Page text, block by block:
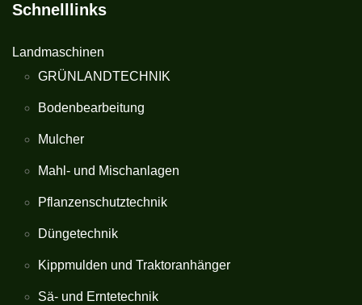
Schnelllinks
Landmaschinen
GRÜNLANDTECHNIK
Bodenbearbeitung
Mulcher
Mahl- und Mischanlagen
Pflanzenschutztechnik
Düngetechnik
Kippmulden und Traktoranhänger
Sä- und Erntetechnik